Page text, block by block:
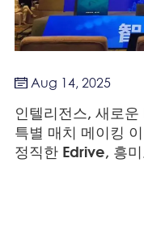
 Aug 14, 2025
인텔리전스, 새로
특별 매치 메이킹
정직한 Edrive, 흥